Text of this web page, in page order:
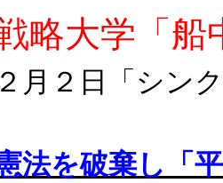
学「船中
月２日「シン
法を破棄し「